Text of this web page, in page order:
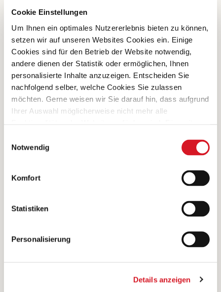
Cookie Einstellungen
Um Ihnen ein optimales Nutzererlebnis bieten zu können,
setzen wir auf unseren Websites Cookies ein. Einige
Cookies sind für den Betrieb der Website notwendig,
andere dienen der Statistik oder ermöglichen, Ihnen
personalisierte Inhalte anzuzeigen. Entscheiden Sie
nachfolgend selber, welche Cookies Sie zulassen
möchten. Gerne weisen wir Sie darauf hin, dass aufgrund
Ihrer Auswahl möglicherweise nicht mehr alle
Datenschutzerklärung und Cookie Policy.
Notwendig
Komfort
Statistiken
Personalisierung
Details anzeigen
Dazu passen:Reis
Das meinen FleischliebhaberInnen dazu
Holzspiesse vor dem Bestücken 30 Minuten lang
wässern, damit sie auf dem Rost nicht Feuer